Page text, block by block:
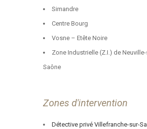
Simandre
Centre Bourg
Vosne – Etête Noire
Zone Industrielle (Z.I.) de
Saône
Zones d'intervention
Détective privé Villefranche-sur-